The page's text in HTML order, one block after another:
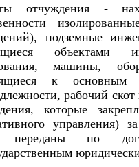
отчуждения -
подземные
объектами
машины,
к основным
рабочий
которые
управления)
переданы по